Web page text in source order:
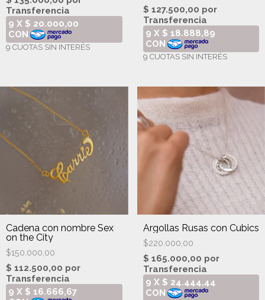
Cadena con nombre Sex
on the City
$150.000,00
Argollas Rusas con Cubics
$220.000,00